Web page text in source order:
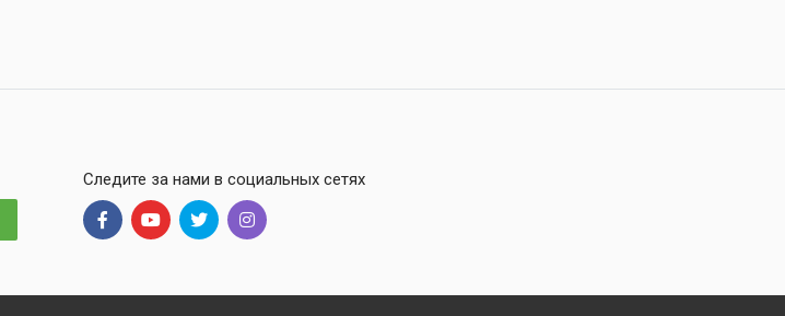
Следите за нами в социальных сетях